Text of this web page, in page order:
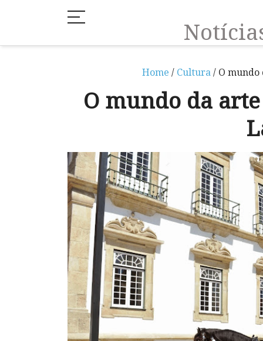
Home / Cultura/ O mundo
O mundo da